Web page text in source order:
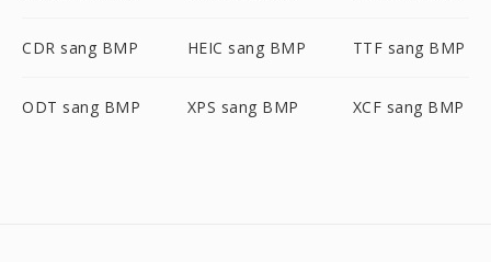
CDR sang BMP HEIC sang BMP TTF sang BMP
ODT sang BMP XPS sang BMP XCF sang BMP